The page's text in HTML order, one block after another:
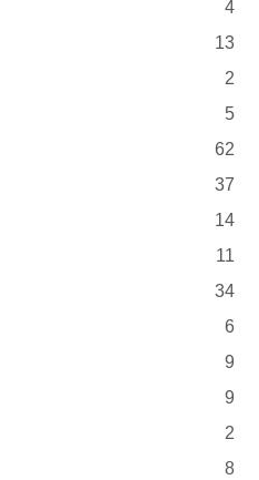
4
13
2
5
62
37
14
11
34
6
9
9
2
8